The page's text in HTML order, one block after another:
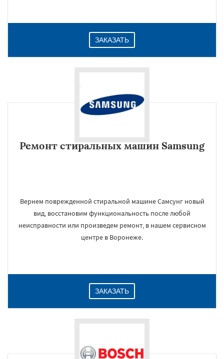
ЗАКАЗАТЬ
Ремонт стиральных машин Samsung
Вернем поврежденной стиральной машине Самсунг новый
вид, восстановим функциональность после любой
неисправности или произведем ремонт, в нашем сервисном
центре в Воронеже.
ЗАКАЗАТЬ